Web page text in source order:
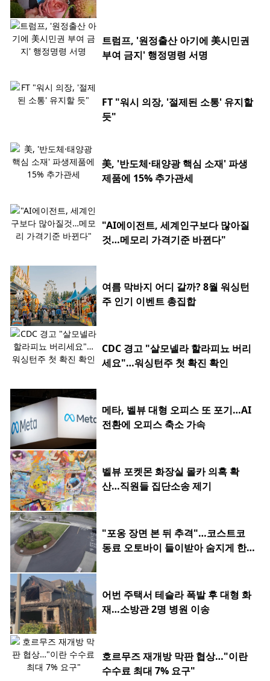
트럼프, '원정출산 아기에 美시민권
부여 금지' 행정명령 서명
FT "워시 의장, '절제된 소통' 유지할
듯"
美, '반도체·태양광 핵심 소재' 파생
제품에 15% 추가관세
"AI에이전트, 세계인구보다 많아질
것…메모리 가격기준 바뀐다"
여름 막바지 어디 갈까? 8월 워싱턴
주 인기 이벤트 총집합
CDC 경고 "살모넬라 할라피뇨 버리
세요"…워싱턴주 첫 확진 확인
메타, 벨뷰 대형 오피스 또 포기…AI
전환에 오피스 축소 가속
벨뷰 포켓몬 화장실 몰카 의혹 확
산…직원들 집단소송 제기
"포옹 장면 본 뒤 추격"…코스트코
동료 오토바이 들이받아 숨지게 한 2
어번 주택서 테슬라 폭발 후 대형 화
재…소방관 2명 병원 이송
호르무즈 재개방 막판 협상…"이란
수수료 최대 7% 요구"